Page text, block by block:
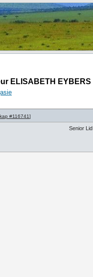
ELISABETH EYBERS
#116741]
Senior Lid